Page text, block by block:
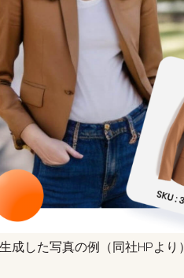
生成した写真の例（同社HPより）